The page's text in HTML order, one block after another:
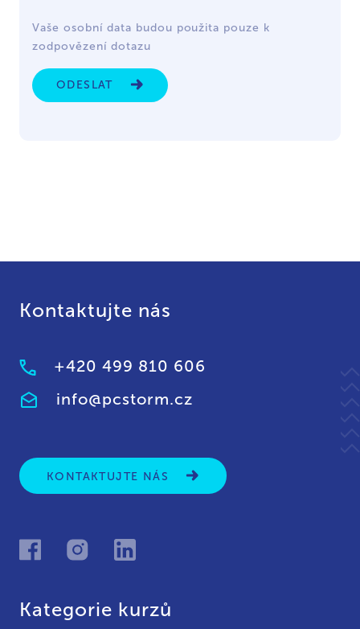
Vaše osobní data budou použita pouze k
zodpovězení dotazu
ODESLAT
Kontaktujte nás
+420 499 810 606
info@pcstorm.cz
KONTAKTUJTE NÁS
Kategorie kurzů